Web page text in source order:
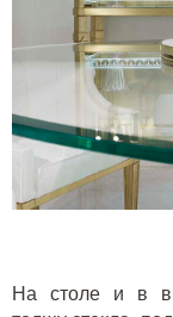
На столе и в